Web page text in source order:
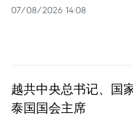
07/08/2026 14:08
越共中央总书记、国
泰国国会主席